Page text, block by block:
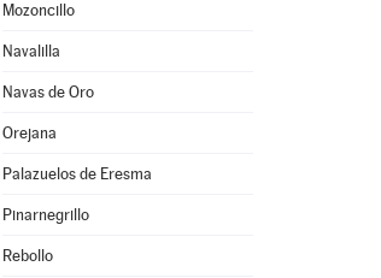
Mozoncillo
Navalilla
Navas de Oro
Orejana
Palazuelos de Eresma
Pinarnegrillo
Rebollo